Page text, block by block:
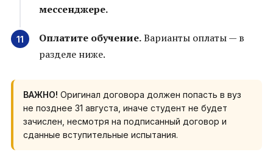
мессенджере.
Оплатите обучение.Варианты оплаты — в
разделе ниже.
ВАЖНО! Оригинал договора должен попасть в вуз
не позднее 31 августа, иначе студент не будет
зачислен, несмотря на подписанный договор и
сданные вступительные испытания.